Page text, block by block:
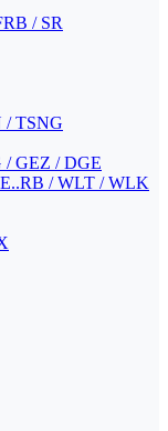
/ SR
/ TSNG
/ GEZ / DGE
/ WLT / WLK